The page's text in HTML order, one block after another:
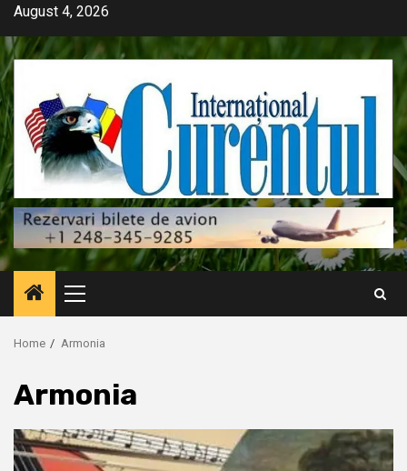
Skip
content
August 4, 2026
Primary
Menu
Home Armonia
Armonia